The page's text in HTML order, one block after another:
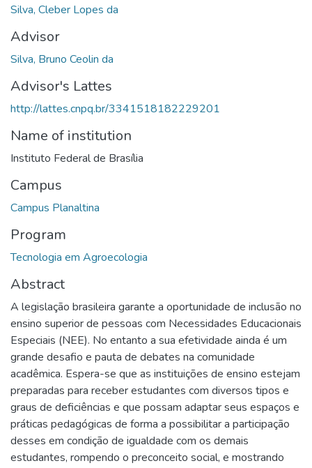
Silva, Cleber Lopes da
Advisor
Silva, Bruno Ceolin da
Advisor's Lattes
http://lattes.cnpq.br/3341518182229201
Name of institution
Instituto Federal de Brasília
Campus
Campus Planaltina
Program
Tecnologia em Agroecologia
Abstract
A legislação brasileira garante a oportunidade de inclusão no
ensino superior de pessoas com Necessidades Educacionais
Especiais (NEE). No entanto a sua efetividade ainda é um
grande desafio e pauta de debates na comunidade
acadêmica. Espera-se que as instituições de ensino estejam
preparadas para receber estudantes com diversos tipos e
graus de deficiências e que possam adaptar seus espaços e
práticas pedagógicas de forma a possibilitar a participação
desses em condição de igualdade com os demais
estudantes, rompendo o preconceito social, e mostrando